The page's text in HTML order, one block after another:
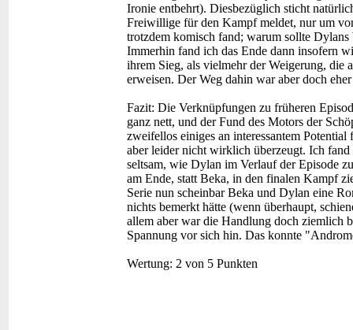
Ironie entbehrt). Diesbezüglich sticht
Freiwillige für den Kampf meldet, nur um
trotzdem komisch fand; warum sollte
Immerhin fand ich das Ende dann insofern
ihrem Sieg, als vielmehr der Weigerung, die
erweisen. Der Weg dahin war aber doch
Fazit: Die Verknüpfungen zu früheren
ganz nett, und der Fund des Motors der
zweifellos einiges an interessantem
aber leider nicht wirklich überzeugt. Ich fand
seltsam, wie Dylan im Verlauf der Episode
am Ende, statt Beka, in den finalen Kampf
Serie nun scheinbar Beka und Dylan eine
nichts bemerkt hätte (wenn überhaupt,
allem aber war die Handlung doch ziemlich
Spannung vor sich hin. Das konnte
Wertung: 2 von 5 Punkten